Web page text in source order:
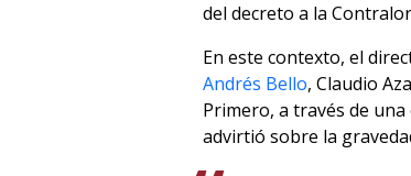
del decreto a la
En este contexto, el
Andrés Bello, Claudio
Primero, a través de
advirtió sobre la